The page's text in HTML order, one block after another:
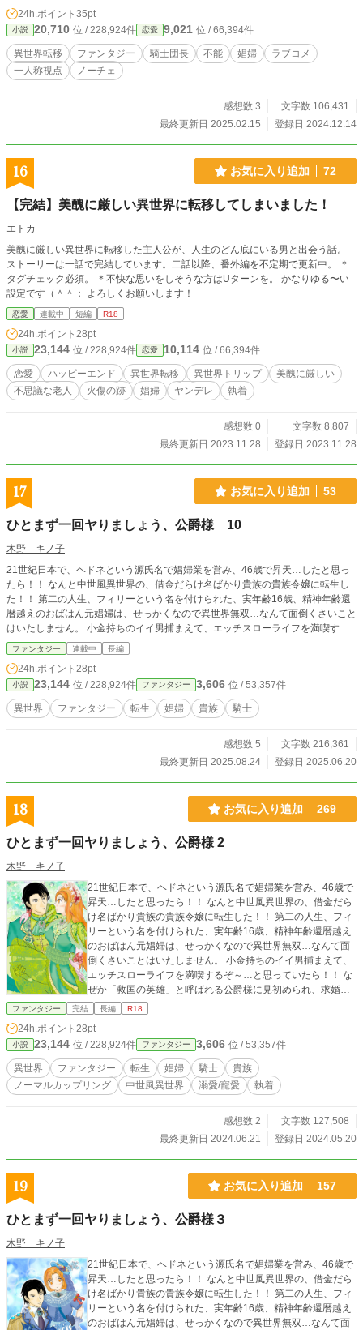
体を張った調査の結果、娼館のオーナーは捕まり、アイリは仕事と住む場所を失
ってしまう。そんな彼女に救いの手を差し伸べたのは、やはりウィルフォードで
あった。 しかし彼は、あのときの娼婦が目の前のアイリであるとは気づいてい
ない。アイリは使用人として、彼の屋敷で働き始めたのだが―― ※R18作品で
す！！濡れ場表記があります。
24h.ポイント 35pt
小説 20,710 位 / 228,924件 恋愛 9,021 位 / 66,394件
異世界転移 ファンタジー 騎士団長 不能 娼婦
ラブコメ
一人称視点
ノーチェ
感想数 3
文字数 106,431
最終更新日 2025.02.15
登録日 2024.12.14
16 お気に入り追加 72
【完結】美醜に厳しい異世界に転移してしまいました！
エトカ
美醜に厳しい異世界に転移した主人公が、人生のどん底にいる男と出会う話。
ストーリーは一話で完結しています。二話以降、番外編を不定期で更新中。 ＊
タグチェック必須。 ＊不快な思いをしそうな方はUターンを。 かなりゆる〜い
設定です（＾＾； よろしくお願いします！
恋愛 連載中 短編 R18
24h.ポイント 28pt
小説 23,144 位 / 228,924件 恋愛 10,114 位 / 66,394件
恋愛 ハッピーエンド 異世界転移 異世界トリップ
美醜に厳しい
不思議な老人
火傷の跡 娼婦 ヤンデレ 執着
感想数 0
文字数 8,807
最終更新日 2023.11.28
登録日 2023.11.28
17 お気に入り追加 53
ひとまず一回ヤりましょう、公爵様 10
木野 キノ子
21世紀日本で、ヘドネという源氏名で娼婦業を営み、46歳で昇天…したと思っ
たら！！ なんと中世風異世界の、借金だらけ名ばかり貴族の貴族令嬢に転生し
た！！ 第二の人生、フィリーという名を付けられた、実年齢16歳、精神年齢還
暦越えのおばはん元娼婦は、せっかくなので異世界無双…なんて面倒くさいこと
はいたしません。 小金持ちのイイ男捕まえて、エッチスローライフを満喫する
ぞ～…と思っていたら！！ なぜか「救国の英雄」と呼ばれる公爵様に見初めら
れ、求婚される…。 ハッキリ言って、イ・ヤ・だ！！ なんでかって？ だって嫉
妬に狂った女どもが、わんさか湧いてくるんだもん！！ そんな女の相手なん
ざ、前世だけで十分だっての。 とは言え、この公爵様…顔と体が私・フィリー
の好みとドンピシャ！！ 一体どうしたら、いいの～。 一人で勝手にどうでもい
い悩みを抱える、フィリーの運命やいかに…。 今回は…前回に引き続き、もう
ファンタジー 連載中 長編
24h.ポイント 28pt
小説 23,144 位 / 228,924件 ファンタジー 3,606 位 / 53,357件
異世界 ファンタジー 転生 娼婦 貴族 騎士
感想数 5
文字数 216,361
最終更新日 2025.08.24
登録日 2025.06.20
18 お気に入り追加 269
ひとまず一回ヤりましょう、公爵様 2
木野 キノ子
21世紀日本で、ヘドネという源氏名で娼婦業を営み、46歳で
昇天…したと思ったら！！ なんと中世風異世界の、借金だら
け名ばかり貴族の貴族令嬢に転生した！！ 第二の人生、フィ
リーという名を付けられた、実年齢16歳、精神年齢還暦越え
のおばはん元娼婦は、せっかくなので異世界無双…なんて面
倒くさいことはいたしません。 小金持ちのイイ男捕まえて、
エッチスローライフを満喫するぞ～…と思っていたら！！ な
ぜか「救国の英雄」と呼ばれる公爵様に見初められ、求婚さ
れる…。 ハッキリ言って、イ・ヤ・だ！！ なんでかって？
ん！！ そんな女の相手なんざ、前世だけで十分だっての。 と
は言え、この公爵様…顔と体が私・フィリーの好みとドンピ
シャ！！ 一体どうしたら、いいの～。 一人で勝手にどうでも
いい悩みを抱えながらも、とりあえずヤると決意したフィリ
ー。 独りよがりな妬み嫉みで、フィリーに噛みつこうとする
りましょう、公爵様の続編、お楽しみください。
ファンタジー 完結 長編 R18
24h.ポイント 28pt
小説 23,144 位 / 228,924件 ファンタジー 3,606 位 / 53,357件
異世界 ファンタジー 転生 娼婦 騎士
貴族
ノーマルカップリング
中世風異世界 溺愛/寵愛 執着
感想数 2
文字数 127,508
最終更新日 2024.06.21
登録日 2024.05.20
19 お気に入り追加 157
ひとまず一回ヤりましょう、公爵様３
木野 キノ子
21世紀日本で、ヘドネという源氏名で娼婦業を営み、46歳で
昇天…したと思ったら！！ なんと中世風異世界の、借金だら
け名ばかり貴族の貴族令嬢に転生した！！ 第二の人生、フィ
リーという名を付けられた、実年齢16歳、精神年齢還暦越え
のおばはん元娼婦は、せっかくなので異世界無双…なんて面